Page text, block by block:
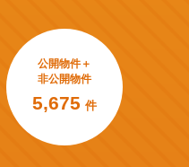
公開物件＋
非公開物件
5,675 件